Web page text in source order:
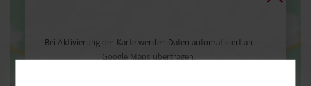
Bei Aktivierung der Karte werden Daten automatisiert an
Google Maps übertragen.